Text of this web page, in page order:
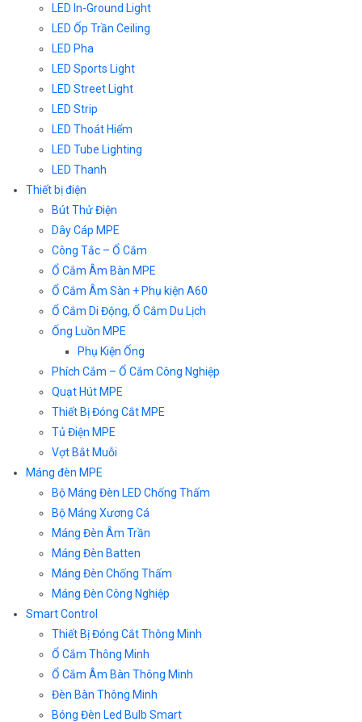
LED In-Ground Light
LED Ốp Trần Ceiling
LED Pha
LED Sports Light
LED Street Light
LED Strip
LED Thoát Hiểm
LED Tube Lighting
LED Thanh
Thiết bị điện
Bút Thử Điện
Dây Cáp MPE
Công Tắc – Ổ Cắm
Ổ Cắm Âm Bàn MPE
Ổ Cắm Âm Sàn + Phụ kiện A60
Ổ Cắm Di Động, Ổ Cắm Du Lịch
Ống Luồn MPE
Phụ Kiện Ống
Phích Cắm – Ổ Cắm Công Nghiệp
Quạt Hút MPE
Thiết Bị Đóng Cắt MPE
Tủ Điện MPE
Vợt Bắt Muỗi
Máng đèn MPE
Bộ Máng Đèn LED Chống Thấm
Bộ Máng Xương Cá
Máng Đèn Âm Trần
Máng Đèn Batten
Máng Đèn Chống Thấm
Máng Đèn Công Nghiệp
Smart Control
Thiết Bị Đóng Cắt Thông Minh
Ổ Cắm Thông Minh
Ổ Cắm Âm Bàn Thông Minh
Đèn Bàn Thông Minh
Bóng Đèn Led Bulb Smart